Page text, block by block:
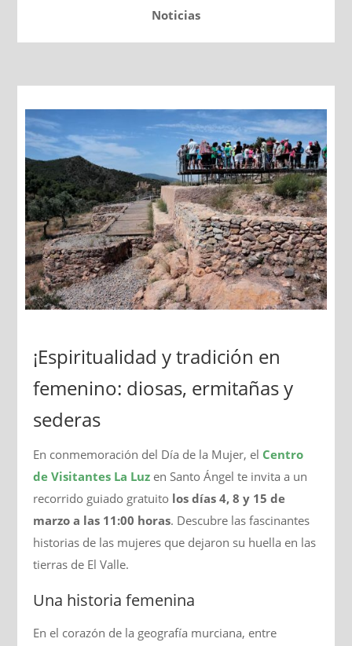
Noticias
¡Espiritualidad y tradición en
femenino: diosas, ermitañas y
sederas
En conmemoración del Día de la Mujer, el Centro
de Visitantes La Luz en Santo Ángel te invita a un
recorrido guiado gratuito los días 4, 8 y 15 de
marzo a las 11:00 horas. Descubre las fascinantes
historias de las mujeres que dejaron su huella en las
tierras de El Valle.
Una historia femenina
En el corazón de la geografía murciana, entre